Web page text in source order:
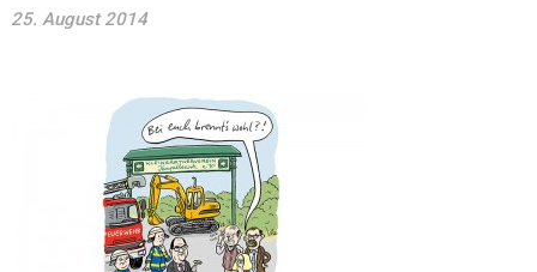
25. August 2014